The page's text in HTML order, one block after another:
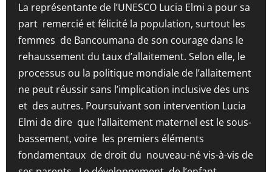
La représentante de l’UNESCO Lucia Elmi a pour sa
part remercié et félicité la population, surtout les
femmes de Bancoumana de son courage dans le
rehaussement du taux d’allaitement. Selon elle, le
processus ou la politique mondiale de l’allaitement
ne peut réussir sans l’implication inclusive des uns
et des autres. Poursuivant son intervention Lucia
Elmi de dire que l’allaitement maternel est le sous-
bassement, voire les premiers éléments
fondamentaux de droit du nouveau-né vis-à-vis de